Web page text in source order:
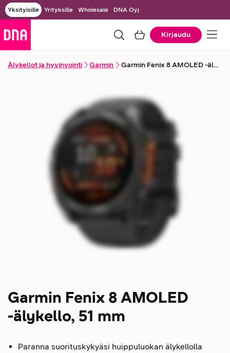
Yksityisille Yrityksille Wholesale DNA Oyj
Kirjaudu
Älykellot ja hyvinvointi Garmin Garmin Fenix 8 AMOLED -älykello
Garmin Fenix 8 AMOLED
-älykello, 51 mm
Paranna suorituskykyäsi huippuluokan älykellolla